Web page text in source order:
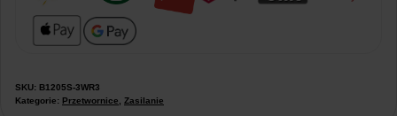
SKU: B1205S-3WR3
Kategorie: Przetwornice, Zasilanie